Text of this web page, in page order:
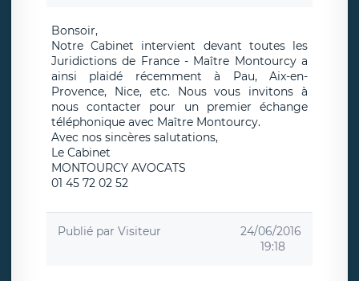
Bonsoir,
Notre Cabinet intervient devant toutes les
Juridictions de France - Maître Montourcy a
ainsi plaidé récemment à Pau, Aix-en-
Provence, Nice, etc. Nous vous invitons à
nous contacter pour un premier échange
téléphonique avec Maître Montourcy.
Avec nos sincères salutations,
Le Cabinet
MONTOURCY AVOCATS
01 45 72 02 52
Publié par Visiteur
24/06/2016
19:18